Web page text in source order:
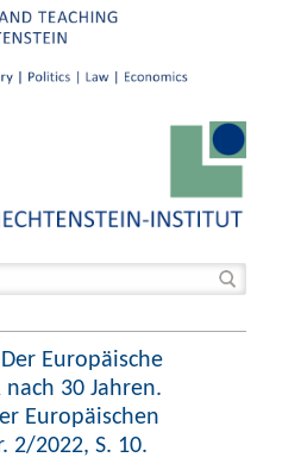
Europäische
30 Jahren.
Europäischen
2/2022, S. 10.